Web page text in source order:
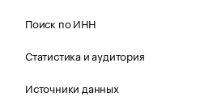
Поиск по ИНН
Статистика и аудитория
Источники данных